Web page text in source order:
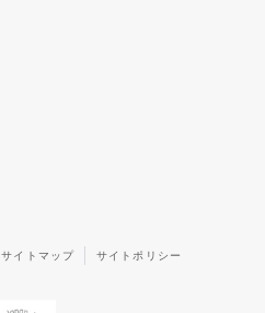
サイトマップ サイトポリシー